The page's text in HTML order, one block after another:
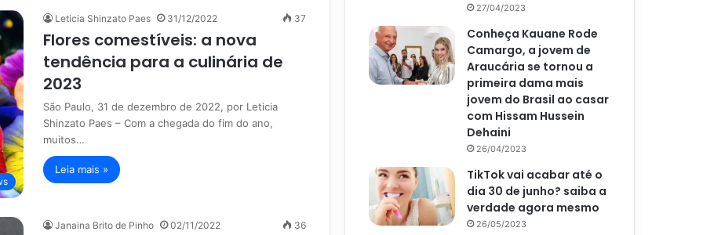
Leticia Shinzato Paes 31/12/2022 37
Flores comestíveis: a nova
tendência para a culinária de
2023
São Paulo, 31 de dezembro de 2022, por Leticia
Shinzato Paes – Com a chegada do fim do ano,
muitos…
Leia mais »
Janaina Brito de Pinho 02/11/2022 36
27/04/2023
Conheça Kauane Rode
Camargo, a jovem de
Araucária se tornou a
primeira dama mais
jovem do Brasil ao casar
com Hissam Hussein
Dehaini
26/04/2023
TikTok vai acabar até o
dia 30 de junho? saiba a
verdade agora mesmo
26/05/2023